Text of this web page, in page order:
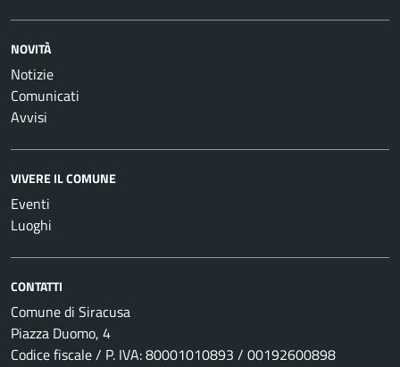
NOVITÀ
Notizie
Comunicati
Avvisi
VIVERE IL COMUNE
Eventi
Luoghi
CONTATTI
Comune di Siracusa
Piazza Duomo, 4
Codice fiscale / P. IVA: 80001010893 / 00192600898